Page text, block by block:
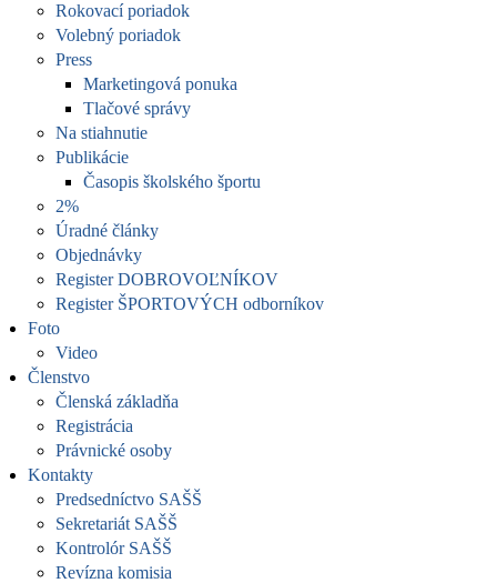
Rokovací poriadok
Volebný poriadok
Press
Marketingová ponuka
Tlačové správy
Na stiahnutie
Publikácie
Časopis školského športu
2%
Úradné články
Objednávky
Register DOBROVOĽNÍKOV
Register ŠPORTOVÝCH odborníkov
Foto
Video
Členstvo
Členská základňa
Registrácia
Právnické osoby
Kontakty
Predsedníctvo SAŠŠ
Sekretariát SAŠŠ
Kontrolór SAŠŠ
Revízna komisia